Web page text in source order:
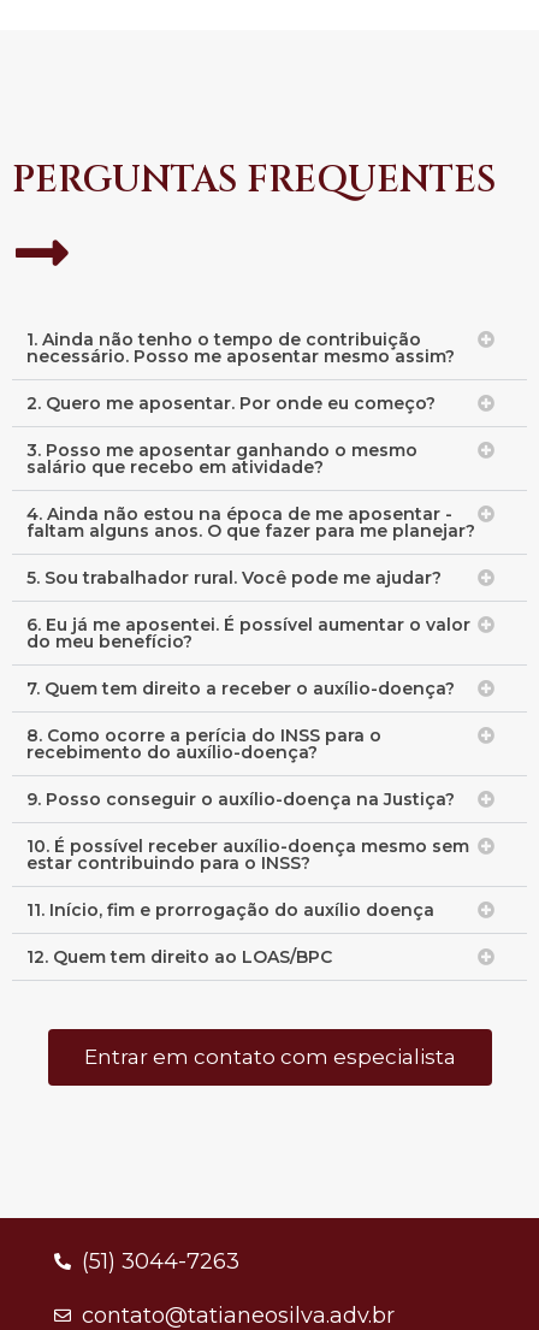
PERGUNTAS FREQUENTES
1. Ainda não tenho o tempo de contribuição
necessário. Posso me aposentar mesmo assim?
2. Quero me aposentar. Por onde eu começo?
3. Posso me aposentar ganhando o mesmo
salário que recebo em atividade?
4. Ainda não estou na época de me aposentar -
faltam alguns anos. O que fazer para me planejar?
5. Sou trabalhador rural. Você pode me ajudar?
6. Eu já me aposentei. É possível aumentar o valor
do meu benefício?
7. Quem tem direito a receber o auxílio-doença?
8. Como ocorre a perícia do INSS para o
recebimento do auxílio-doença?
9. Posso conseguir o auxílio-doença na Justiça?
10. É possível receber auxílio-doença mesmo sem
estar contribuindo para o INSS?
11. Início, fim e prorrogação do auxílio doença
12. Quem tem direito ao LOAS/BPC
Entrar em contato com especialista
(51) 3044-7263
contato@tatianeosilva.adv.br